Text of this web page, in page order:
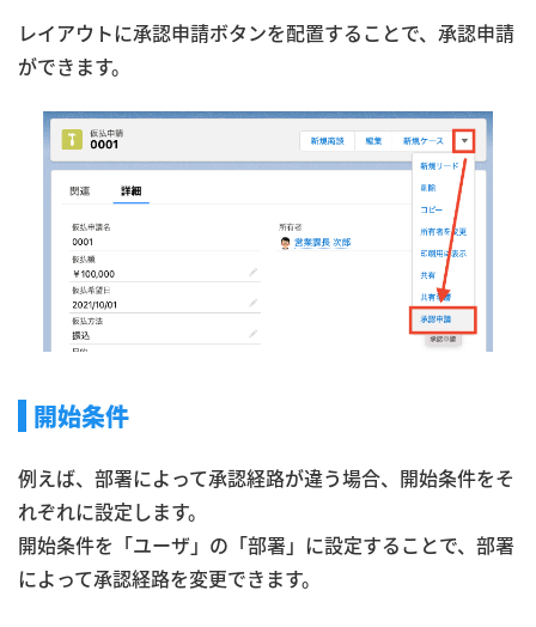
レイアウトに承認申請ボタンを配置することで、承認申請
ができます。
開始条件
例えば、部署によって承認経路が違う場合、開始条件をそ
れぞれに設定します。
開始条件を「ユーザ」の「部署」に設定することで、部署
によって承認経路を変更できます。